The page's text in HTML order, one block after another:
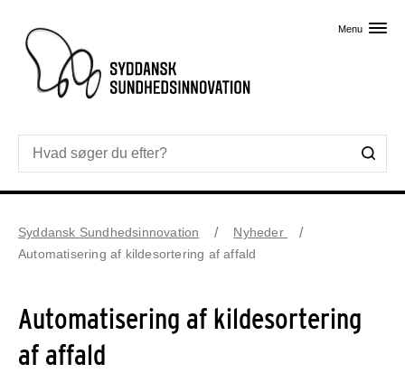
Menu
Syddansk Sundhedsinnovation
Nyheder
Automatisering af kildesortering af affald
Automatisering af kildesortering
af affald